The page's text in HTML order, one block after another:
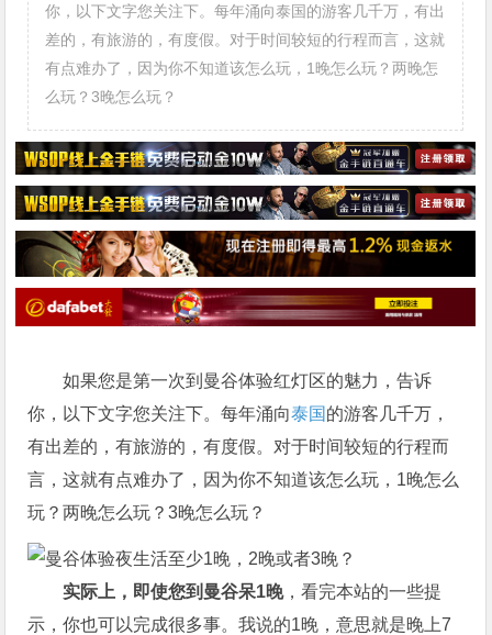
你，以下文字您关注下。每年涌向泰国的游客几千万，有出
差的，有旅游的，有度假。对于时间较短的行程而言，这就
有点难办了，因为你不知道该怎么玩，1晚怎么玩？两晚怎
么玩？3晚怎么玩？
如果您是第一次到曼谷体验红灯区的魅力，告诉
你，以下文字您关注下。每年涌向泰国 的游客几千万，
有出差的，有旅游的，有度假。对于时间较短的行程而
言，这就有点难办了，因为你不知道该怎么玩，1晚怎么
玩？两晚怎么玩？3晚怎么玩？
实际上，即使您到曼谷呆1晚，看完本站的一些提
示，你也可以完成很多事。我说的1晚，意思就是晚上7